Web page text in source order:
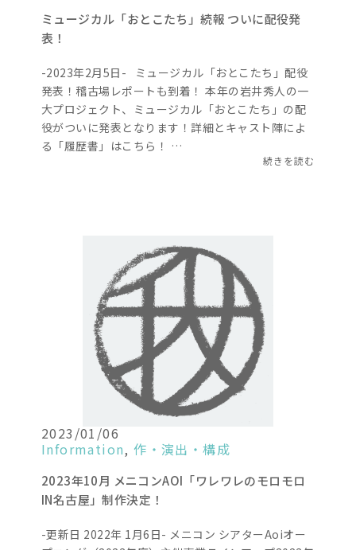
ミュージカル「おとこたち」続報 ついに配役発
表！
-2023年2月5日- ミュージカル「おとこたち」配役
発表！稽古場レポートも到着！ 本年の岩井秀人の一
大プロジェクト、ミュージカル「おとこたち」の配
役がついに発表となります！詳細とキャスト陣によ
る「履歴書」はこちら！ …
続きを読む
2023/01/06
Information,作・演出・構成
2023年10月 メニコンAOI「ワレワレのモロモロ
IN名古屋」制作決定！
-更新日 2022年 1月6日- メニコン シアターAoiオー